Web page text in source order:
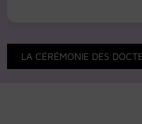
LA CÉRÉMONIE DES